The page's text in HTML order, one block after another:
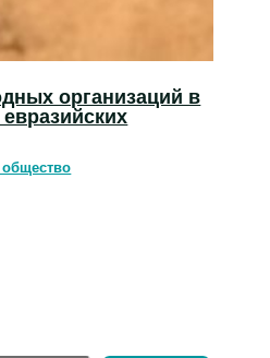
организаций в
общество